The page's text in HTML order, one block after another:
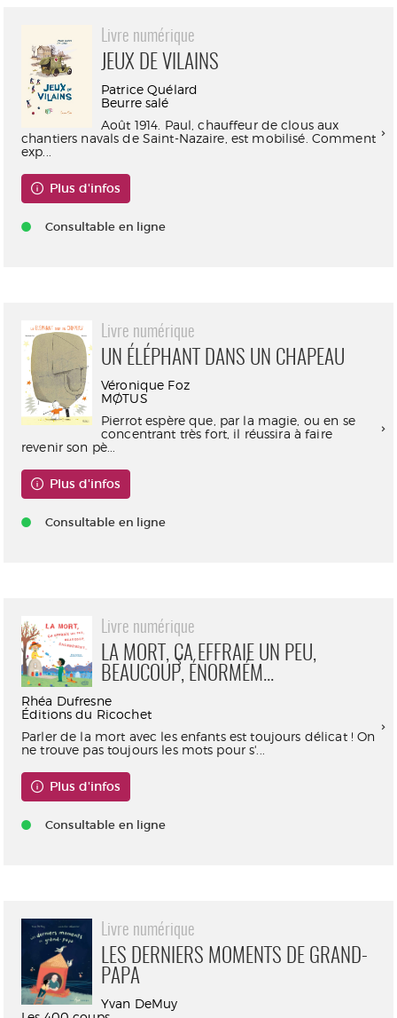
Livre numérique
JEUX DE VILAINS
Patrice Quélard
Beurre salé
Août 1914. Paul, chauffeur de clous aux
chantiers navals de Saint-Nazaire, est mobilisé. Comment
exp...
Plus d'infos
Consultable en ligne
Livre numérique
UN ÉLÉPHANT DANS UN CHAPEAU
Véronique Foz
MØTUS
Pierrot espère que, par la magie, ou en se
concentrant très fort, il réussira à faire
revenir son pè...
Plus d'infos
Consultable en ligne
Livre numérique
LA MORT, ÇA EFFRAIE UN PEU,
BEAUCOUP, ÉNORMÉM...
Rhéa Dufresne
Éditions du Ricochet
Parler de la mort avec les enfants est toujours délicat ! On
ne trouve pas toujours les mots pour s'...
Plus d'infos
Consultable en ligne
Livre numérique
LES DERNIERS MOMENTS DE GRAND-
PAPA
Yvan DeMuy